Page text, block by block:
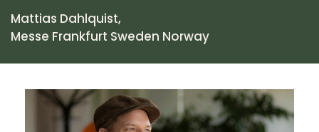
Mattias Dahlquist,
Messe Frankfurt Sweden Norway